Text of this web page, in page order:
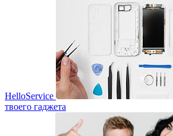
HelloService
твоего гаджета